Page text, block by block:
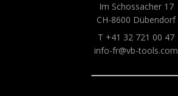
Im Schossacher 17
CH-8600 Dübendorf
T +41 32 721 00 47
info-fr@vb-tools.com